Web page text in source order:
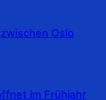
Oslo
im Frühjahr